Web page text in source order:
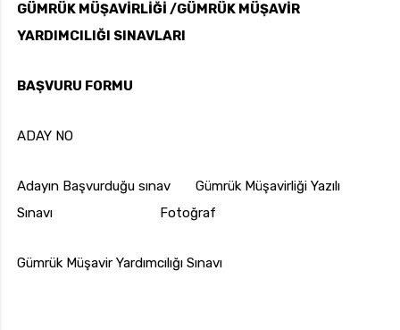
GÜMRÜK MÜŞAVİRLİĞİ /GÜMRÜK MÜŞAVİR
YARDIMCILIĞI SINAVLARI
BAŞVURU FORMU
ADAY NO
Adayın Başvurduğu sınav Gümrük Müşavirliği Yazılı
Sınavı Fotoğraf
Gümrük Müşavir Yardımcılığı Sınavı